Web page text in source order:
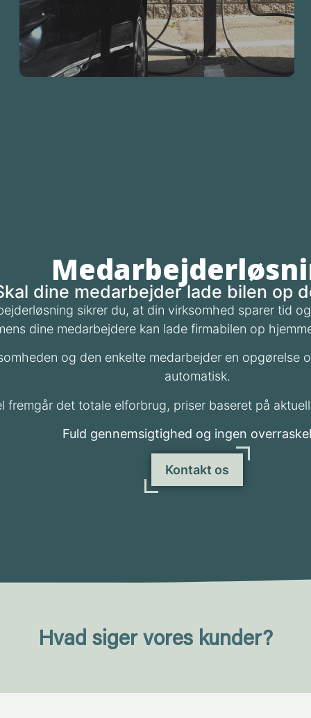
Kommune
dine medarbejder lade bilen op
sikrer du, at din virksomhed sparer tid
dine medarbejdere kan lade firmabilen op
og den enkelte medarbejder en opgørelse
automatisk.
fremgår det totale elforbrug, priser baseret på
Fuld gennemsigtighed og ingen
Kontakt os
Hvad siger vores kunder?